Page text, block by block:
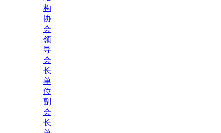
构
协
会
领
导
会
长
单
位
副
会
长